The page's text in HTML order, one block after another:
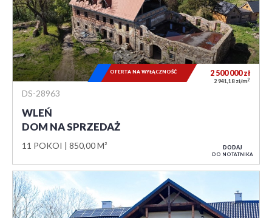
DS-28963
WLEŃ
DOM NA SPRZEDAŻ
11 POKOI 850,00 M²
2 500 000zł
2 941,18 zł/m2
OFERTA NA WYŁĄCZNOŚĆ
DODAJ
DO NOTATNIKA